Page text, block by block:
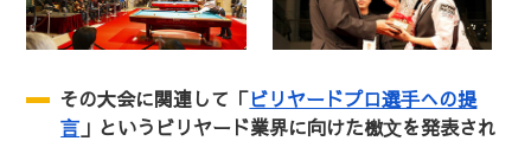
その大会に関連して「ビリヤードプロ選手への提
言 」というビリヤード業界に向けた檄文を発表され